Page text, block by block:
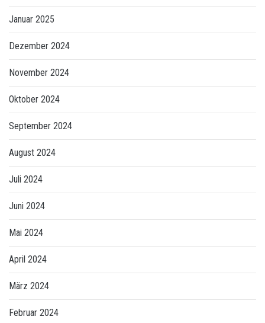
Januar 2025
Dezember 2024
November 2024
Oktober 2024
September 2024
August 2024
Juli 2024
Juni 2024
Mai 2024
April 2024
März 2024
Februar 2024